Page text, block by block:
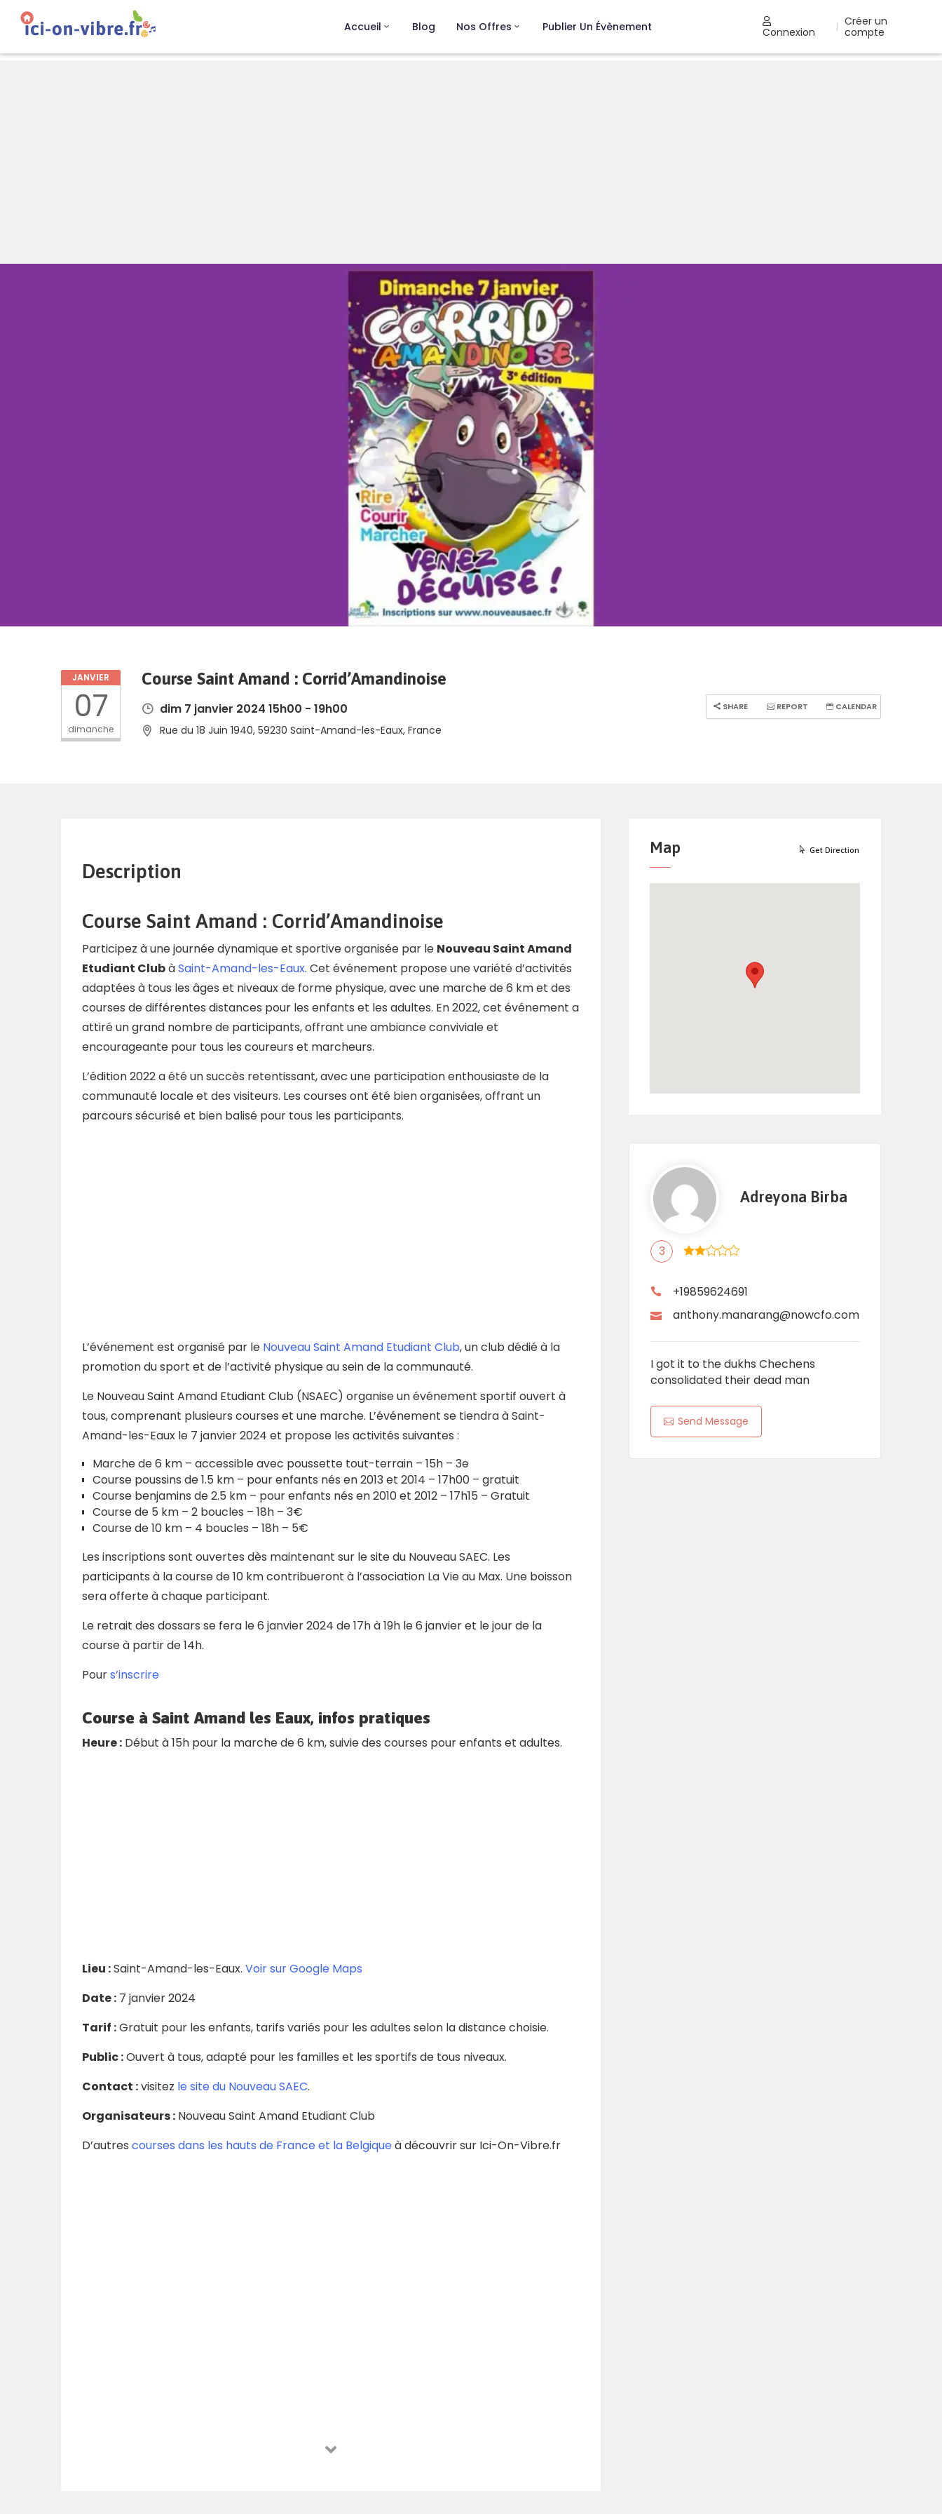
Accueil Blog Nos Offres Publier Un Évènement Connexion
Créer un
compte
JANVIER
07
dimanche
Course Saint Amand : Corrid’Amandinoise
dim 7 janvier 2024 15h00 - 19h00
Rue du 18 Juin 1940, 59230 Saint-Amand-les-Eaux, France
SHARE REPORT CALENDAR
Description
Course Saint Amand : Corrid’Amandinoise
Participez à une journée dynamique et sportive organisée par le Nouveau Saint Amand
Etudiant ClubàSaint-Amand-les-Eaux. Cet événement propose une variété d’activités
adaptées à tous les âges et niveaux de forme physique, avec une marche de 6 km et des
courses de différentes distances pour les enfants et les adultes. En 2022, cet événement a
attiré un grand nombre de participants, offrant une ambiance conviviale et
encourageante pour tous les coureurs et marcheurs.
L’édition 2022 a été un succès retentissant, avec une participation enthousiaste de la
communauté locale et des visiteurs. Les courses ont été bien organisées, offrant un
parcours sécurisé et bien balisé pour tous les participants.
L’événement est organisé par le Nouveau Saint Amand Etudiant Club, un club dédié à la
promotion du sport et de l’activité physique au sein de la communauté.
Le Nouveau Saint Amand Etudiant Club (NSAEC) organise un événement sportif ouvert à
tous, comprenant plusieurs courses et une marche. L’événement se tiendra à Saint-
Amand-les-Eaux le 7 janvier 2024 et propose les activités suivantes :
Marche de 6 km – accessible avec poussette tout-terrain – 15h – 3e
Course poussins de 1.5 km – pour enfants nés en 2013 et 2014 – 17h00 – gratuit
Course benjamins de 2.5 km – pour enfants nés en 2010 et 2012 – 17h15 – Gratuit
Course de 5 km – 2 boucles – 18h – 3€
Course de 10 km – 4 boucles – 18h – 5€
Les inscriptions sont ouvertes dès maintenant sur le site du Nouveau SAEC. Les
participants à la course de 10 km contribueront à l’association La Vie au Max. Une boisson
sera offerte à chaque participant.
Le retrait des dossars se fera le 6 janvier 2024 de 17h à 19h le 6 janvier et le jour de la
course à partir de 14h.
Pours’inscrire
Course à Saint Amand les Eaux, infos pratiques
Heure : Début à 15h pour la marche de 6 km, suivie des courses pour enfants et adultes.
Lieu :Saint-Amand-les-Eaux. Voir sur Google Maps
Date : 7 janvier 2024
Tarif :Gratuit pour les enfants, tarifs variés pour les adultes selon la distance choisie.
Public :Ouvert à tous, adapté pour les familles et les sportifs de tous niveaux.
Contact :visitez le site du Nouveau SAEC.
Organisateurs : Nouveau Saint Amand Etudiant Club
D’autres courses dans les hauts de France et la Belgiqueà découvrir sur Ici-On-Vibre.fr
Map Get Direction
Adreyona Birba
3
+19859624691
anthony.manarang@nowcfo.com
I got it to the dukhs Chechens
consolidated their dead man
Send Message